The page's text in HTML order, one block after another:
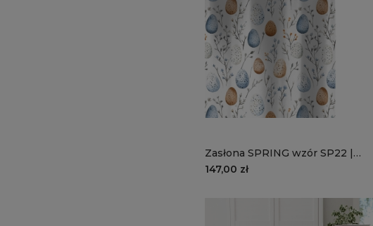
Zasłona SPRING wzór SP22 |
kolorowe pisanki
147,00 zł